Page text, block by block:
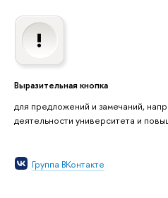
Выразительная кнопка
для предложений и замечаний,
деятельности университета и
Группа ВКонтакте